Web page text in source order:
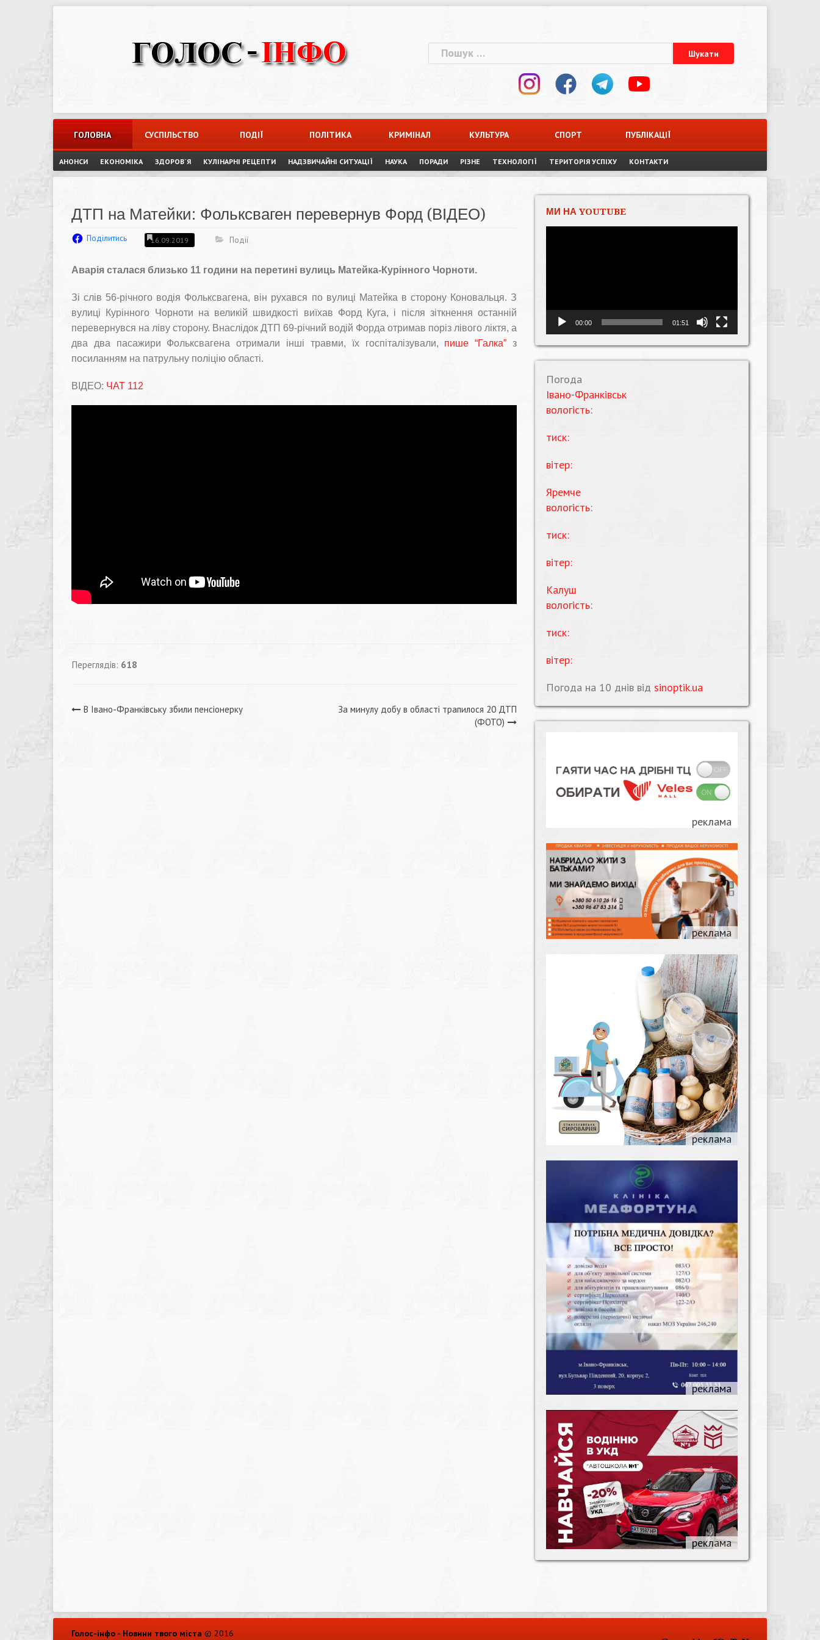
Пошук:
ГОЛОВНА СУСПІЛЬСТВО ПОДІЇ ПОЛІТИКА КРИМІНАЛ КУЛЬТУРА СПОРТ ПУБЛІКАЦІЇ
АНОНСИ ЕКОНОМІКА ЗДОРОВ`Я КУЛІНАРНІ РЕЦЕПТИ НАДЗВИЧАЙНІ СИТУАЦІЇ НАУКА ПОРАДИ РІЗНЕ ТЕХНОЛОГІЇ ТЕРИТОРІЯ УСПІХУ КОНТАКТИ
ДТП на Матейки: Фольксваген перевернув Форд (ВІДЕО)
Поділитись 16.09.2019 Події
Аварія сталася близько 11 години на перетині вулиць Матейка-Курінного Чорноти.
Зі слів 56-річного водія Фольксвагена, він рухався по вулиці Матейка в сторону Коновальця. З
вулиці Курінного Чорноти на великій швидкості виїхав Форд Куга, і після зіткнення останній
перевернувся на ліву сторону. Внаслідок ДТП 69-річний водій Форда отримав поріз лівого ліктя, а
два два пасажири Фольксвагена отримали інші травми, їх госпіталізували, пише “Галка” з
посиланням на патрульну поліцію області.
ВІДЕО: ЧАТ 112
Переглядів: 618
Навігація
В Івано-Франківську збили пенсіонерку
За минулу добу в області трапилося 20 ДТП
(ФОТО)
МИ НА YOUTUBE
00:00 01:51
Погода
Івано-Франківськ
вологість:
тиск:
вітер:
Яремче
вологість:
тиск:
вітер:
Калуш
вологість:
тиск:
вітер:
Погода на 10 днів від sinoptik.ua
Голос-інфо - Новини твого міста © 2016